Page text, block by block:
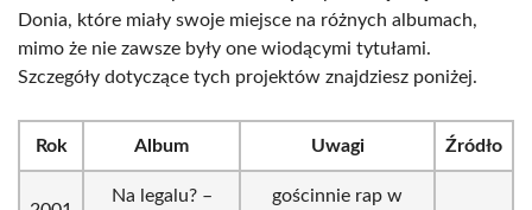
Donia, które miały swoje miejsce na różnych albumach,
mimo że nie zawsze były one wiodącymi tytułami.
Szczegóły dotyczące tych projektów znajdziesz poniżej.
Rok Album Uwagi Źródło
Na legalu? –
gościnnie rap w